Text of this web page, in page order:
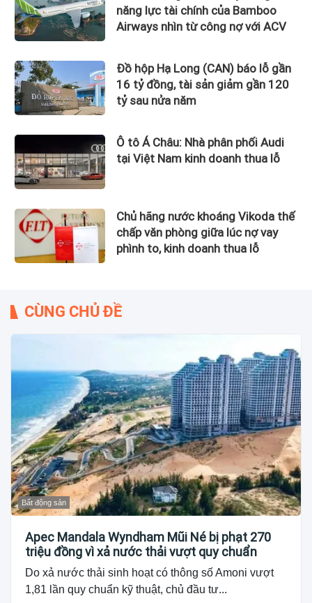
năng lực tài chính của Bamboo
Airways nhìn từ công nợ với ACV
Đồ hộp Hạ Long (CAN) báo lỗ gần
16 tỷ đồng, tài sản giảm gần 120
tỷ sau nửa năm
Ô tô Á Châu: Nhà phân phối Audi
tại Việt Nam kinh doanh thua lỗ
Chủ hãng nước khoáng Vikoda thế
chấp văn phòng giữa lúc nợ vay
phình to, kinh doanh thua lỗ
CÙNG CHỦ ĐỀ
Bất động sản
Apec Mandala Wyndham Mũi Né bị phạt 270
triệu đồng vì xả nước thải vượt quy chuẩn
Do xả nước thải sinh hoạt có thông số Amoni vượt
1,81 lần quy chuẩn kỹ thuật, chủ đầu tư...